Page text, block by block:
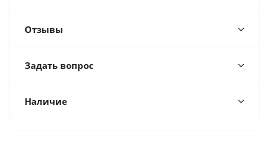
Отзывы
Задать вопрос
Наличие